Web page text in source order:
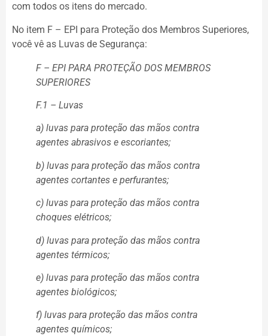
com todos os itens do mercado.
No item F – EPI para Proteção dos Membros Superiores,
você vê as Luvas de Segurança:
F – EPI PARA PROTEÇÃO DOS MEMBROS
SUPERIORES
F.1 – Luvas
a) luvas para proteção das mãos contra
agentes abrasivos e escoriantes;
b) luvas para proteção das mãos contra
agentes cortantes e perfurantes;
c) luvas para proteção das mãos contra
choques elétricos;
d) luvas para proteção das mãos contra
agentes térmicos;
e) luvas para proteção das mãos contra
agentes biológicos;
f) luvas para proteção das mãos contra
agentes químicos;